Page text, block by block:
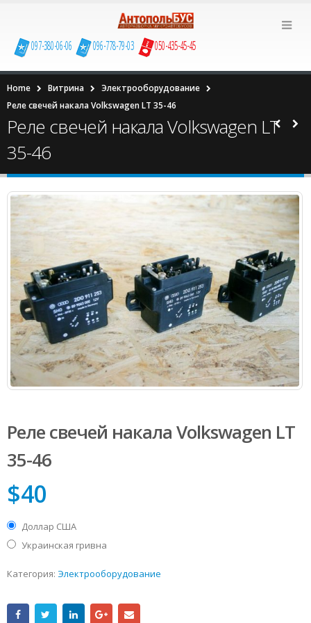
097-380-06-06 096-778-79-03 050-435-45-45
Home Витрина
Электрооборудование
Реле свечей накала Volkswagen LT 35-46
Реле свечей накала Volkswagen LT
35-46
Реле свечей накала Volkswagen LT
35-46
$40
Доллар США
Украинская гривна
Категория: Электрооборудование